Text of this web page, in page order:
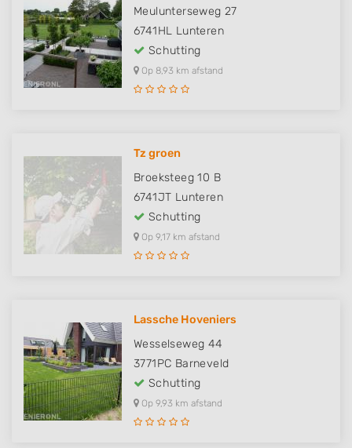
Meulunterseweg 27
6741HL Lunteren
Schutting
Op 8,93 km afstand
Tz groen
Broeksteeg 10 B
6741JT Lunteren
Schutting
Op 9,17 km afstand
Lassche Hoveniers
Wesselseweg 44
3771PC Barneveld
Schutting
Op 9,93 km afstand